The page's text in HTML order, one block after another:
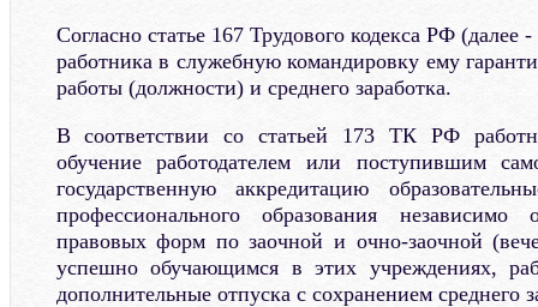
Согласно статье 167 Трудового кодекса РФ
работника в служебную командировку ему
работы (должности) и среднего заработка.
В соответствии со статьей 173 ТК РФ
обучение работодателем или поступившим
государственную аккредитацию
профессионального образования
правовых форм по заочной и очно-заочной
успешно обучающимся в этих учреждениях,
дополнительные отпуска с сохранением среднего